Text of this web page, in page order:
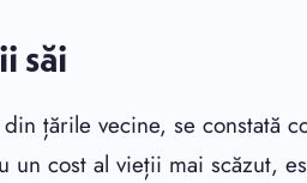
săi
țările vecine, se constată
un cost al vieții mai scăzut,